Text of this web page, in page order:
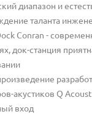
диапазон и
таланта
Conran -
док-станция
акустиков Q
вход